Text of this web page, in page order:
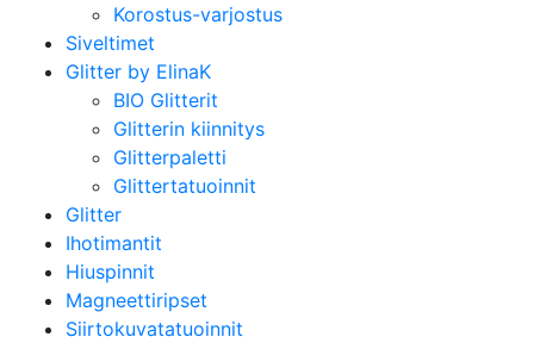
Korostus-varjostus
Siveltimet
Glitter by ElinaK
BIO Glitterit
Glitterin kiinnitys
Glitterpaletti
Glittertatuoinnit
Glitter
Ihotimantit
Hiuspinnit
Magneettiripset
Siirtokuvatatuoinnit